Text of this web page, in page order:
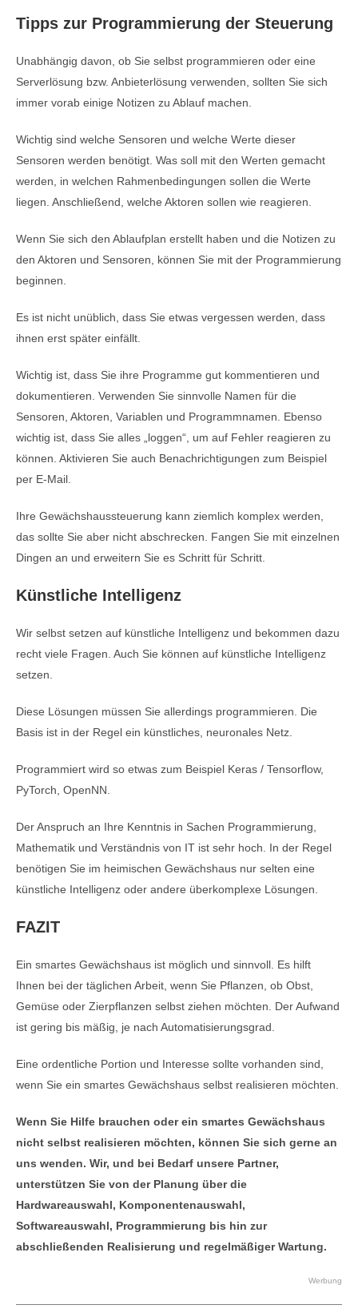
Tipps zur Programmierung der Steuerung
Unabhängig davon, ob Sie selbst programmieren oder eine
Serverlösung bzw. Anbieterlösung verwenden, sollten Sie sich
immer vorab einige Notizen zu Ablauf machen.
Wichtig sind welche Sensoren und welche Werte dieser
Sensoren werden benötigt. Was soll mit den Werten gemacht
werden, in welchen Rahmenbedingungen sollen die Werte
liegen. Anschließend, welche Aktoren sollen wie reagieren.
Wenn Sie sich den Ablaufplan erstellt haben und die Notizen zu
den Aktoren und Sensoren, können Sie mit der Programmierung
beginnen.
Es ist nicht unüblich, dass Sie etwas vergessen werden, dass
ihnen erst später einfällt.
Wichtig ist, dass Sie ihre Programme gut kommentieren und
dokumentieren. Verwenden Sie sinnvolle Namen für die
Sensoren, Aktoren, Variablen und Programmnamen. Ebenso
wichtig ist, dass Sie alles „loggen“, um auf Fehler reagieren zu
können. Aktivieren Sie auch Benachrichtigungen zum Beispiel
per E-Mail.
Ihre Gewächshaussteuerung kann ziemlich komplex werden,
das sollte Sie aber nicht abschrecken. Fangen Sie mit einzelnen
Dingen an und erweitern Sie es Schritt für Schritt.
Künstliche Intelligenz
Wir selbst setzen auf künstliche Intelligenz und bekommen dazu
recht viele Fragen. Auch Sie können auf künstliche Intelligenz
setzen.
Diese Lösungen müssen Sie allerdings programmieren. Die
Basis ist in der Regel ein künstliches, neuronales Netz.
Programmiert wird so etwas zum Beispiel Keras / Tensorflow,
PyTorch, OpenNN.
Der Anspruch an Ihre Kenntnis in Sachen Programmierung,
Mathematik und Verständnis von IT ist sehr hoch. In der Regel
benötigen Sie im heimischen Gewächshaus nur selten eine
künstliche Intelligenz oder andere überkomplexe Lösungen.
FAZIT
Ein smartes Gewächshaus ist möglich und sinnvoll. Es hilft
Ihnen bei der täglichen Arbeit, wenn Sie Pflanzen, ob Obst,
Gemüse oder Zierpflanzen selbst ziehen möchten. Der Aufwand
ist gering bis mäßig, je nach Automatisierungsgrad.
Eine ordentliche Portion und Interesse sollte vorhanden sind,
wenn Sie ein smartes Gewächshaus selbst realisieren möchten.
Wenn Sie Hilfe brauchen oder ein smartes Gewächshaus
nicht selbst realisieren möchten, können Sie sich gerne an
uns wenden. Wir, und bei Bedarf unsere Partner,
unterstützen Sie von der Planung über die
Hardwareauswahl, Komponentenauswahl,
Softwareauswahl, Programmierung bis hin zur
abschließenden Realisierung und regelmäßiger Wartung.
Werbung